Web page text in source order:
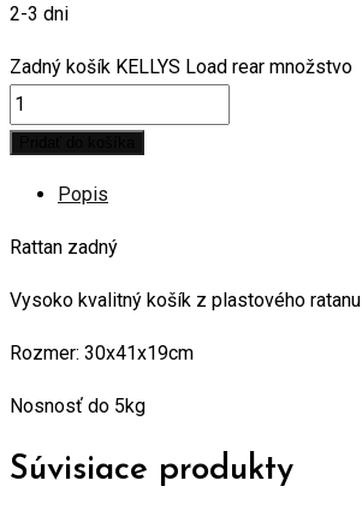
2-3 dni
Zadný košík KELLYS Load rear množstvo
Popis
Rattan zadný
Vysoko kvalitný košík z plastového ratanu
Rozmer: 30x41x19cm
Nosnosť do 5kg
Súvisiace produkty